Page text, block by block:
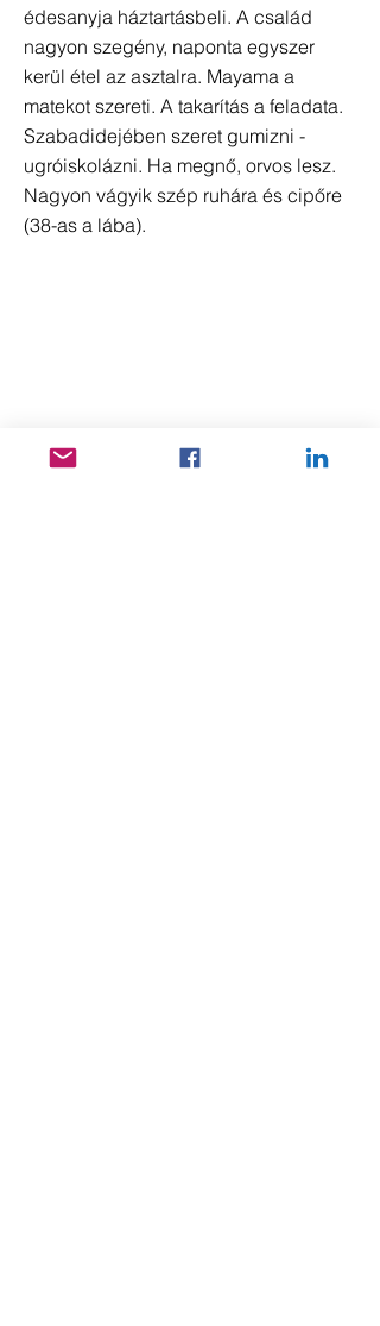
édesanyja háztartásbeli. A család
nagyon szegény, naponta egyszer
kerül étel az asztalra. Mayama a
matekot szereti. A takarítás a feladata.
Szabadidejében szeret gumizni -
ugróiskolázni. Ha megnő, orvos lesz.
Nagyon vágyik szép ruhára és cipőre
(38-as a lába).